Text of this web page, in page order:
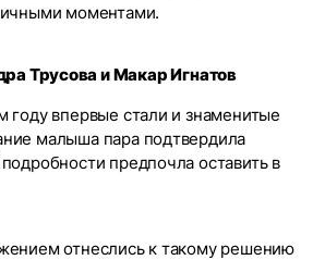
моментами.
Трусова и Макар Игнатов
году впервые стали и знаменитые
малыша пара подтвердила
предпочла оставить в
отнеслись к такому решению